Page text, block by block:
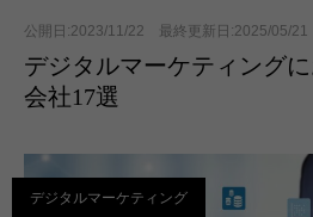
公開日:2023/11/22 最終更新日:2025/05/21
デジタルマーケティング
会社17選
デジタルマーケティング